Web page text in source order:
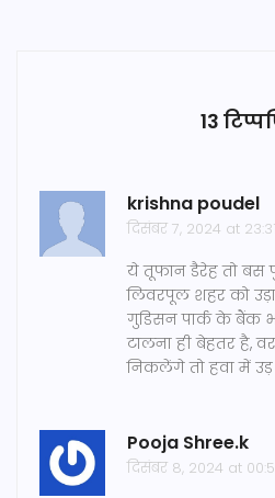
13
krishna poudel
दिसंबर 7, 2024 at
ये तूफान डैरेह तो बस
लिवरपूल शहर को
गुडिसन पार्क के बैंक
टालना ही बेहतर है,
निकलेंगे तो हवा में उड़
Pooja Shree.k
दिसंबर 8, 2024 at